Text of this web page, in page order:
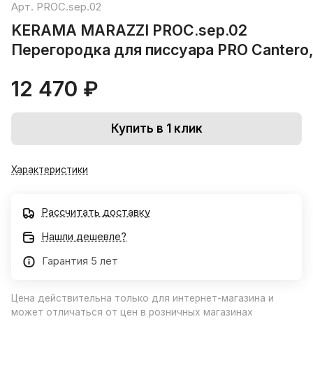
Арт. PROC.sep.02
KERAMA MARAZZI PROC.sep.02
Перегородка для писсуара PRO
12 470 ₽
Купить в 1 клик
Характеристики
Рассчитать доставку
Нашли дешевле?
Гарантия 5 лет
Цена действительна только для интернет-магазина и
может отличаться от цен в розничных магазинах